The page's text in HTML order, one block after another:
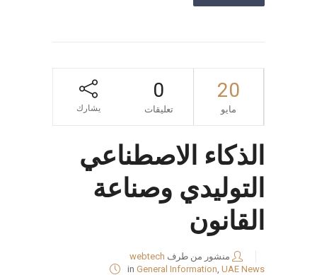
20
مايو
0
تعليقات يشارك
الذكاء الاصطناعي
التوليدي وصناعة
القانون
منشور من طرف webtech
in General Information UAE News